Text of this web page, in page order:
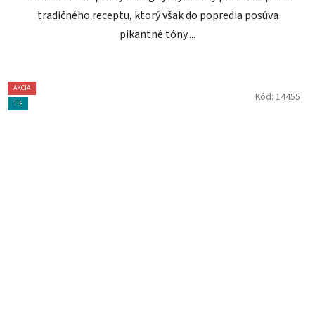
tradičného receptu, ktorý však do popredia posúva
pikantné tóny....
AKCIA
TIP
Kód: 14455